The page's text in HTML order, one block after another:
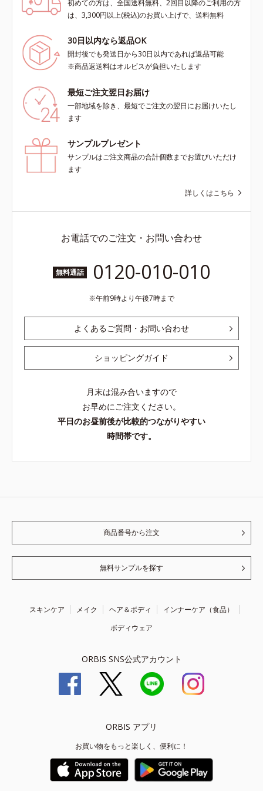
初めての方は、全国送料無料、2回目以降のご利用の方
は、3,300円以上(税込)のお買い上げで、送料無料
30日以内なら返品OK
開封後でも発送日から30日以内であれば返品可能
※商品返送料はオルビスが負担いたします
最短ご注文翌日お届け
一部地域を除き、最短でご注文の翌日にお届けいたし
ます
サンプルプレゼント
サンプルはご注文商品の合計個数までお選びいただけ
ます
詳しくはこちら
お電話でのご注文・お問い合わせ
無料通話 0120-010-010
午前9時より午後7時まで
よくあるご質問・お問い合わせ
ショッピングガイド
月末は混み合いますので
お早めにご注文ください。
平日のお昼前後が比較的つながりやすい
時間帯です。
商品番号から注文
無料サンプルを探す
スキンケア メイク ヘア＆ボディ
インナーケア（食品）
ボディウェア
ORBIS SNS公式アカウント
ORBIS アプリ
お買い物をもっと楽しく、便利に！